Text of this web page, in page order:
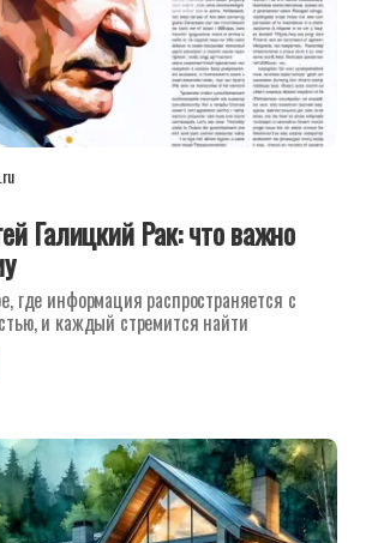
Галицкий Рак: что важно
где информация распространяется с
и каждый стремится найти